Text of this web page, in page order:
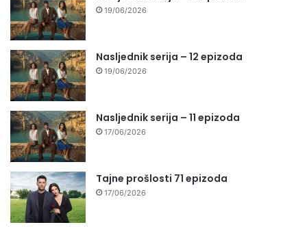
19/06/2026
Nasljednik serija – 12 epizoda
19/06/2026
Nasljednik serija – 11 epizoda
17/06/2026
Tajne prošlosti 71 epizoda
17/06/2026